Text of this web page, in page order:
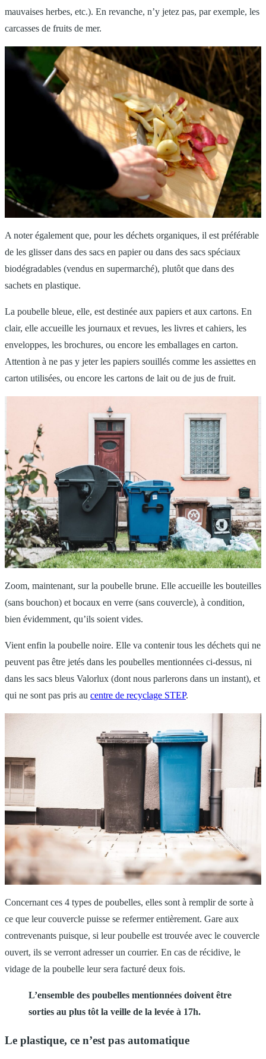
mauvaises herbes, etc.). En revanche, n’y jetez pas, par exemple, les
carcasses de fruits de mer.
A noter également que, pour les déchets organiques, il est préférable
de les glisser dans des sacs en papier ou dans des sacs spéciaux
biodégradables (vendus en supermarché), plutôt que dans des
sachets en plastique.
La poubelle bleue, elle, est destinée aux papiers et aux cartons. En
clair, elle accueille les journaux et revues, les livres et cahiers, les
enveloppes, les brochures, ou encore les emballages en carton.
Attention à ne pas y jeter les papiers souillés comme les assiettes en
carton utilisées, ou encore les cartons de lait ou de jus de fruit.
Zoom, maintenant, sur la poubelle brune. Elle accueille les bouteilles
(sans bouchon) et bocaux en verre (sans couvercle), à condition,
bien évidemment, qu’ils soient vides.
Vient enfin la poubelle noire. Elle va contenir tous les déchets qui ne
peuvent pas être jetés dans les poubelles mentionnées ci-dessus, ni
dans les sacs bleus Valorlux (dont nous parlerons dans un instant), et
qui ne sont pas pris au centre de recyclage STEP.
Concernant ces 4 types de poubelles, elles sont à remplir de sorte à
ce que leur couvercle puisse se refermer entièrement. Gare aux
contrevenants puisque, si leur poubelle est trouvée avec le couvercle
ouvert, ils se verront adresser un courrier. En cas de récidive, le
vidage de la poubelle leur sera facturé deux fois.
L’ensemble des poubelles mentionnées doivent être
sorties au plus tôt la veille de la levée à 17h.
Le plastique, ce n’est pas automatique